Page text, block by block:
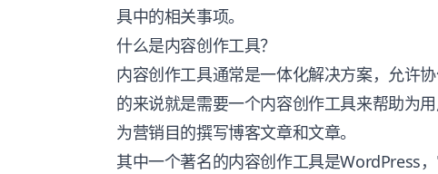
具中的相关事项。
什么是内容创作工具？
内容创作工具通常是一体化解决方案，允许
的来说就是需要一个内容创作工具来帮助为
为营销目的撰写博客文章和文章。
其中一个著名的内容创作工具是WordPress